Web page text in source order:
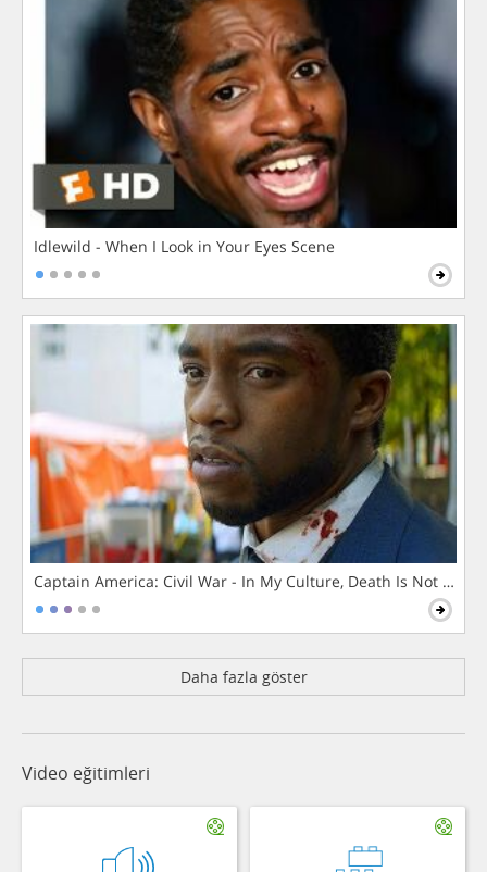
Idlewild - When I Look in Your Eyes Scene
Captain America: Civil War - In My Culture, Death Is Not The
Daha fazla göster
Video eğitimleri